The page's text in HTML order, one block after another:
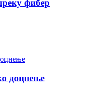
фибер
доцнење